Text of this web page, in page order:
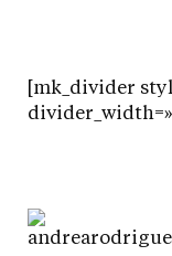
[mk_divider